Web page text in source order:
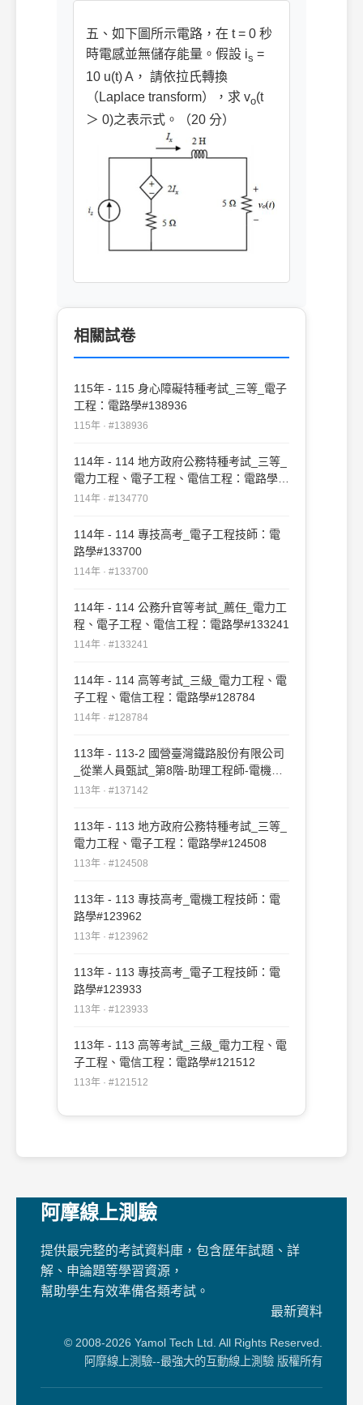
五、如下圖所示電路，在 t = 0 秒
時電感並無儲存能量。假設 is =
10 u(t) A， 請依拉氏轉換
（Laplace transform），求 vo(t
＞ 0)之表示式。（20 分）
相關試卷
115年 - 115 身心障礙特種考試_三等_電子
工程：電路學#138936
115年 · #138936
114年 - 114 地方政府公務特種考試_三等_
電力工程、電子工程、電信工程：電路學
#134770
114年 · #134770
114年 - 114 專技高考_電子工程技師：電
路學#133700
114年 · #133700
114年 - 114 公務升官等考試_薦任_電力工
程、電子工程、電信工程：電路學#133241
114年 · #133241
114年 - 114 高等考試_三級_電力工程、電
子工程、電信工程：電路學#128784
114年 · #128784
113年 - 113-2 國營臺灣鐵路股份有限公司
_從業人員甄試_第8階-助理工程師-電機：
電路學#137142
113年 · #137142
113年 - 113 地方政府公務特種考試_三等_
電力工程、電子工程：電路學#124508
113年 · #124508
113年 - 113 專技高考_電機工程技師：電
路學#123962
113年 · #123962
113年 - 113 專技高考_電子工程技師：電
路學#123933
113年 · #123933
113年 - 113 高等考試_三級_電力工程、電
子工程、電信工程：電路學#121512
113年 · #121512
阿摩線上測驗
提供最完整的考試資料庫，包含歷年試題、詳
解、申論題等學習資源，
幫助學生有效準備各類考試。
最新資料
© 2008-2026 Yamol Tech Ltd. All Rights Reserved.
阿摩線上測驗--最強大的互動線上測驗 版權所有